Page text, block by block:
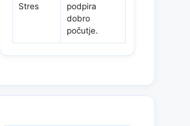
Stres
podpira
dobro
počutje.